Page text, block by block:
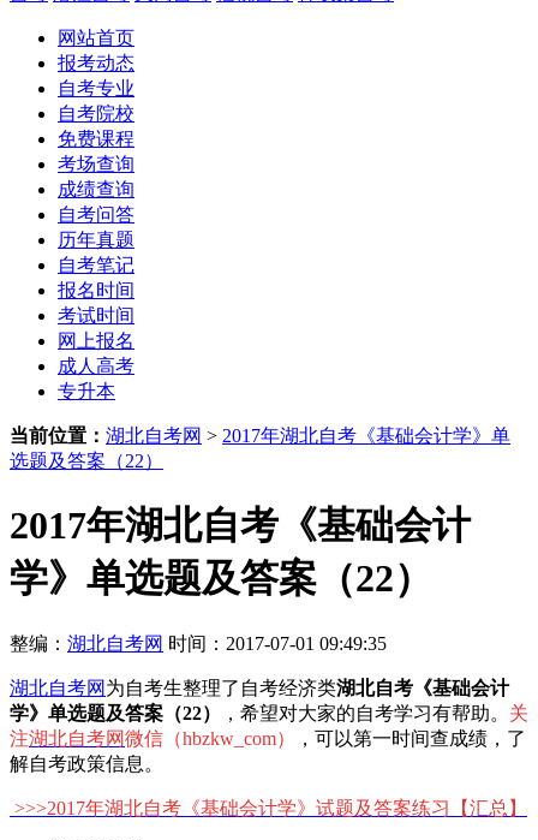
网站首页
报考动态
自考专业
自考院校
免费课程
考场查询
成绩查询
自考问答
历年真题
自考笔记
报名时间
考试时间
网上报名
成人高考
专升本
当前位置： 湖北自考网 > 2017年湖北自考《基础会计学》单
选题及答案（22）
2017年湖北自考《基础会计
学》单选题及答案（22）
整编： 湖北自考网 时间：2017-07-01 09:49:35
湖北自考网 为自考生整理了自考经济类湖北自考《基础会计
学》单选题及答案（22）
，希望对大家的自考学习有帮助。 关
注湖北自考网微信（hbzkw_com）
，可以第一时间查成绩，了
解自考政策信息。
>>>2017年湖北自考《基础会计学》试题及答案练习 【汇总】